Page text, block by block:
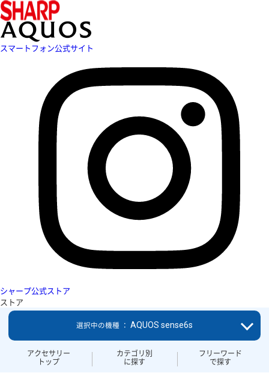
スマートフォン公式サイト
シャープ公式ストア
ストア
アクセサリー
トップ
カテゴリ別
に探す
フリーワード
で探す
選択中の機種 ： AQUOS sense6s